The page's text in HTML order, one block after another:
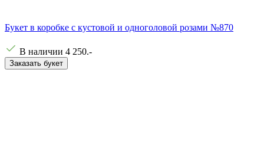
Букет в коробке с кустовой и одноголовой розами №870
В наличии 4 250.-
Заказать букет